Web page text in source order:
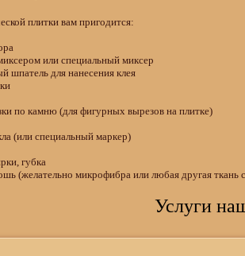
плитки вам пригодится:
или специальный миксер
шпатель для нанесения клея
по камню (для фигурных вырезов на плитке)
(или специальный маркер)
губка
(желательно микрофибра или любая другая
Услуги